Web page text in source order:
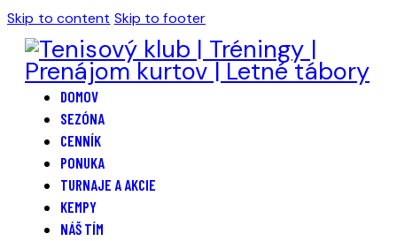
Skip to content Skip to footer
DOMOV
SEZÓNA
CENNÍK
PONUKA
TURNAJE A AKCIE
KEMPY
NÁŠ TÍM